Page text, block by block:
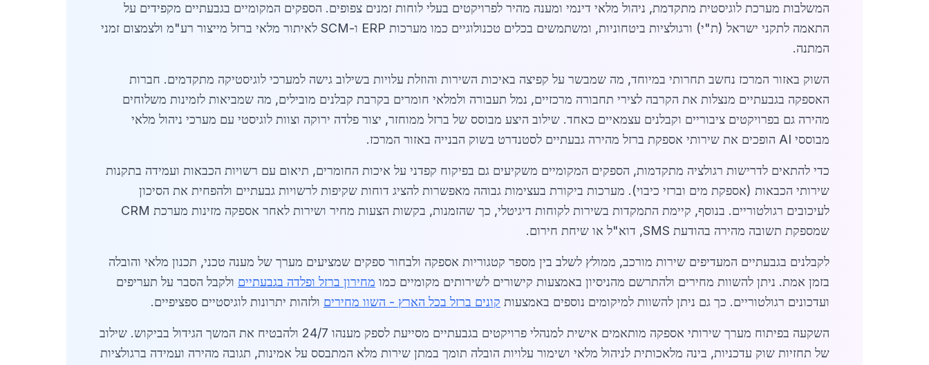
המשלבות מערכת לוגיסטית מתקדמת, ניהול מלאי דינמי ומענה מהיר לפרויקטים בעלי לוחות זמנים צפופים. הספקים המקומיים בגבעתיים מקפידים על
התאמה לתקני ישראל (ת"י) ורגולציות ביטחוניות, ומשתמשים בכלים טכנולוגיים כמו מערכות ERP ו-SCM לאיתור מלאי ברזל מייצור רע"מ ולצמצום זמני
המתנה.
השוק באזור המרכז נחשב תחרותי במיוחד, מה שמבשר על קפיצה באיכות השירות והוזלת עלויות בשילוב גישה למערכי לוגיסטיקה מתקדמים. חברות
האספקה בגבעתיים מנצלות את הקרבה לצירי תחבורה מרכזיים, נמל תעבורה ולמלאי חומרים בקרבת קבלנים מובילים, מה שמביאות לזמינות משלוחים
מהירה גם בפרויקטים ציבוריים וקבלנים עצמאיים כאחד. שילוב היצע מבוסס של ברזל ממוחזר, יצור פלדה ירוקה וצוות לוגיסטי עם מערכי ניהול מלאי
מבוססי AI הופכים את שירותי אספקת ברזל מהירה גבעתיים לסטנדרט בשוק הבנייה באזור המרכז.
כדי להתאים לדרישות רגולציה מתקדמות, הספקים המקומיים משקיעים גם בפיקוח קפדני על איכות החומרים, תיאום עם רשויות הכבאות ועמידה בתקנות
שירותי הכבאות (אספקת מים וברזי כיבוי). מערכות ביקורת בעצימות גבוהה מאפשרות להציג דוחות שקיפות לרשויות גבעתיים ולהפחית את הסיכון
לעיכובים רגולטוריים. בנוסף, קיימת התמקדות בשירות לקוחות דיגיטלי, כך שהזמנות, בקשות הצעות מחיר ושירות לאחר אספקה מזינות מערכת CRM
שמספקת תשובה מהירה בהודעת SMS, דוא"ל או שיחת חירום.
לקבלנים בגבעתיים המעדיפים שירות מורכב, ממולץ לשלב בין מספר קטגוריות אספקה ולבחור ספקים שמציעים מערך של מענה טכני, תכנון מלאי והובלה
בזמן אמת. ניתן להשוות מחירים ולהתרשם מהניסיון באמצעות קישורים לשירותים מקומיים כמו מחירון ברזל ופלדה בגבעתיים ולקבל הסבר על תעריפים
ועדכונים רגולטוריים. כך גם ניתן להשוות למיקומים נוספים באמצעות קונים ברזל בכל הארץ - השוו מחירים ולזהות יתרונות לוגיסטיים ספציפיים.
השקעה בפיתוח מערך שירותי אספקה מותאמים אישית למנהלי פרויקטים בגבעתיים מסייעת לספק מענהו 24/7 ולהבטיח את המשך הגידול בביקוש. שילוב
של תחזיות שוק עדכניות, בינה מלאכותית לניהול מלאי ושימור עלויות הובלה תומך במתן שירות מלא המתבסס על אמינות, תגובה מהירה ועמידה ברגולציות